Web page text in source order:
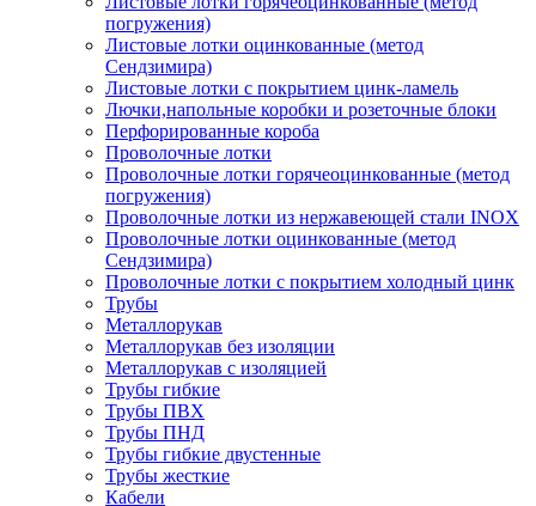
погружения)
Листовые лотки оцинкованные (метод
Сендзимира)
Листовые лотки с покрытием цинк-ламель
Лючки,напольные коробки и розеточные блоки
Перфорированные короба
Проволочные лотки
Проволочные лотки горячеоцинкованные (метод
погружения)
Проволочные лотки из нержавеющей стали INOX
Проволочные лотки оцинкованные (метод
Сендзимира)
Проволочные лотки с покрытием холодный цинк
Трубы
Металлорукав
Металлорукав без изоляции
Металлорукав с изоляцией
Трубы гибкие
Трубы ПВХ
Трубы ПНД
Трубы гибкие двустенные
Трубы жесткие
Кабели